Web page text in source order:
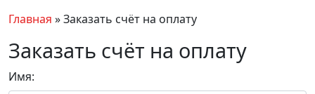
Главная »Заказать счёт на оплату
Заказать счёт на оплату
Имя: